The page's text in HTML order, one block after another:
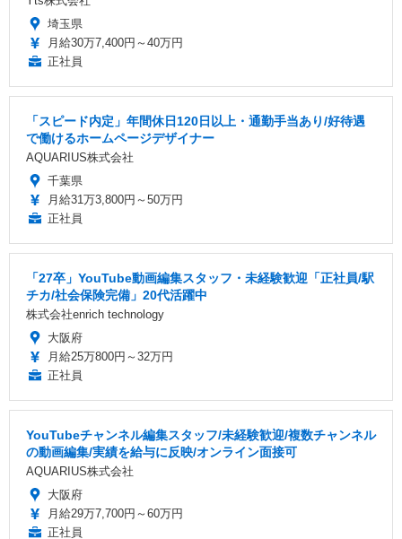
埼玉県
月給30万7,400円～40万円
正社員
「スピード内定」年間休日120日以上・通勤手当あり/好待遇
で働けるホームページデザイナー
AQUARIUS株式会社
千葉県
月給31万3,800円～50万円
正社員
「27卒」YouTube動画編集スタッフ・未経験歓迎「正社員/駅
チカ/社会保険完備」20代活躍中
株式会社enrich technology
大阪府
月給25万800円～32万円
正社員
YouTubeチャンネル編集スタッフ/未経験歓迎/複数チャンネル
の動画編集/実績を給与に反映/オンライン面接可
AQUARIUS株式会社
大阪府
月給29万7,700円～60万円
正社員